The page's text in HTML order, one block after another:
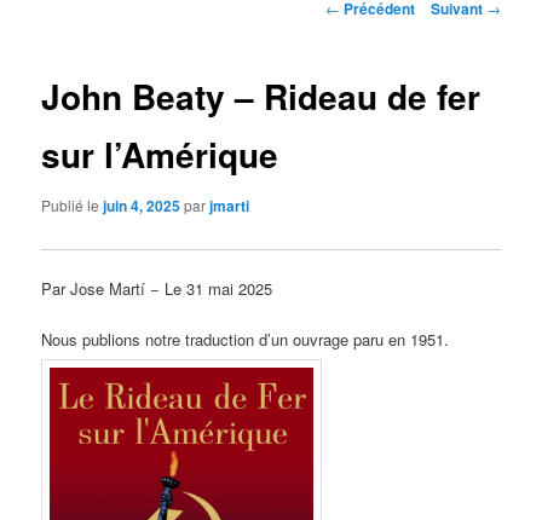
Navigation
← Précédent Suivant →
John Beaty – Rideau de fer
sur l’Amérique
Publié lejuin 4, 2025parjmarti
Par Jose Martí − Le 31 mai 2025
Nous publions notre traduction d’un ouvrage paru en 1951.